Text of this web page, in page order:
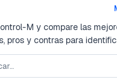
M y compare las
pros y contras para